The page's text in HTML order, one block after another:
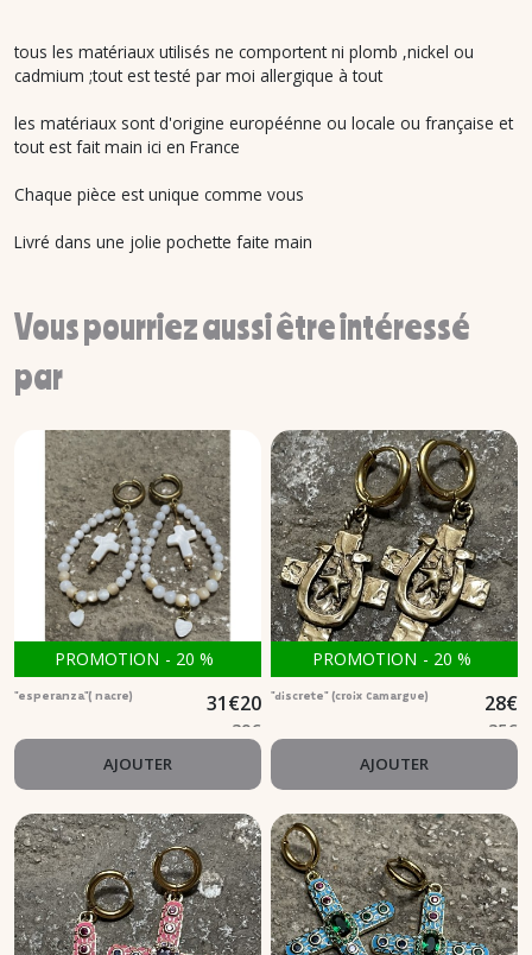
tous les matériaux utilisés ne comportent ni plomb ,nickel ou
cadmium ;tout est testé par moi allergique à tout
les matériaux sont d'origine européénne ou locale ou française et
tout est fait main ici en France
Chaque pièce est unique comme vous
Livré dans une jolie pochette faite main
Vous pourriez aussi être intéressé
par
PROMOTION - 20 %
"esperanza"( nacre) 31€20
39€
AJOUTER
PROMOTION - 20 %
"discrete" (croix Camargue) 28€
35€
AJOUTER